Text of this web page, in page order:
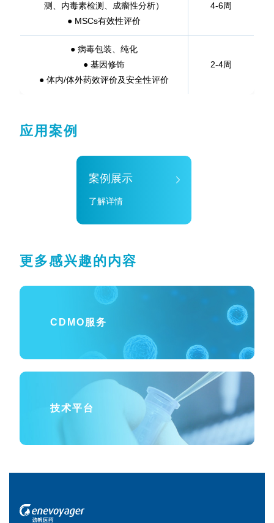
测、内毒素检测、成瘤性分析）
● MSCs有效性评价
4-6周
● 病毒包装、纯化
● 基因修饰
● 体内/体外药效评价及安全性评价
2-4周
应用案例
案例展示
了解详情
更多感兴趣的内容
CDMO服务
技术平台